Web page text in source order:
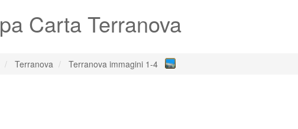
Carta Terranova
Terranova Terranova immagini 1-4